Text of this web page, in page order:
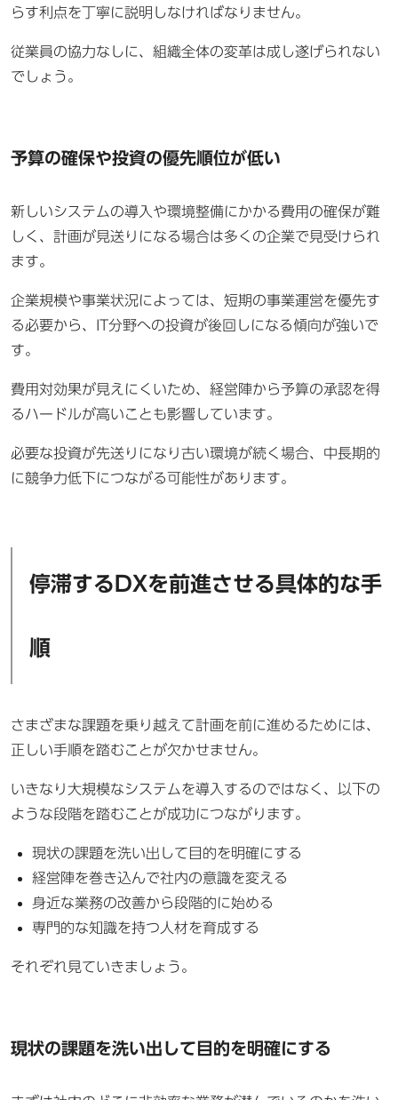
らす利点を丁寧に説明しなければなりません。
従業員の協力なしに、組織全体の変革は成し遂げられない
でしょう。
予算の確保や投資の優先順位が低い
新しいシステムの導入や環境整備にかかる費用の確保が難
しく、計画が見送りになる場合は多くの企業で見受けられ
ます。
企業規模や事業状況によっては、短期の事業運営を優先す
る必要から、IT分野への投資が後回しになる傾向が強いで
す。
費用対効果が見えにくいため、経営陣から予算の承認を得
るハードルが高いことも影響しています。
必要な投資が先送りになり古い環境が続く場合、中長期的
に競争力低下につながる可能性があります。
停滞するDXを前進させる具体的な手
順
さまざまな課題を乗り越えて計画を前に進めるためには、
正しい手順を踏むことが欠かせません。
いきなり大規模なシステムを導入するのではなく、以下の
ような段階を踏むことが成功につながります。
現状の課題を洗い出して目的を明確にする
経営陣を巻き込んで社内の意識を変える
身近な業務の改善から段階的に始める
専門的な知識を持つ人材を育成する
それぞれ見ていきましょう。
現状の課題を洗い出して目的を明確にする